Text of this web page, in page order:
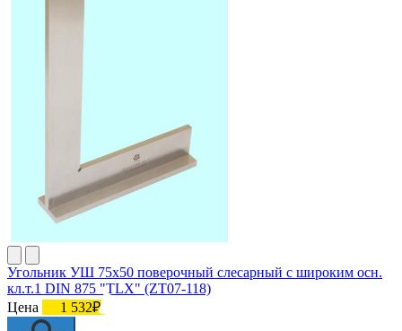
Угольник УШ 75х50 поверочный слесарный с широким осн.
кл.т.1 DIN 875 "TLX" (ZT07-118)
Цена
1 532₽